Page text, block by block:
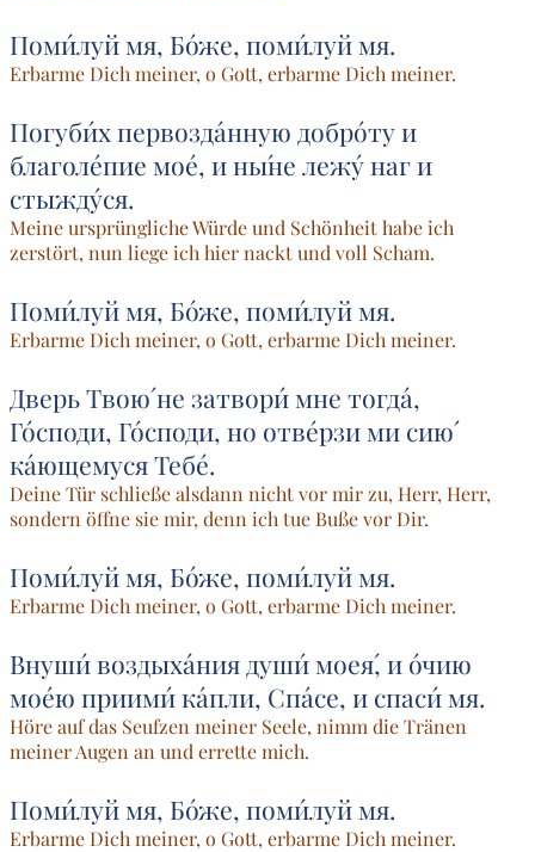
Поми́луй мя, Бо́же, поми́луй мя.
Erbarme Dich meiner, o Gott, erbarme Dich meiner.
Погуби́х первозда́нную добро́ту и
благоле́пие мое́, и ны́не лежу́ наг и
стыжду́ся.
Meine ursprüngliche Würde und Schönheit habe ich
zerstört, nun liege ich hier nackt und voll Scham.
Поми́луй мя, Бо́же, поми́луй мя.
Erbarme Dich meiner, o Gott, erbarme Dich meiner.
Дверь Твою́ не затвори́ мне тогда́,
Го́споди, Го́споди, но отве́рзи ми сию́
ка́ющемуся Тебе́.
Deine Tür schließe alsdann nicht vor mir zu, Herr, Herr,
sondern öffne sie mir, denn ich tue Buße vor Dir.
Поми́луй мя, Бо́же, поми́луй мя.
Erbarme Dich meiner, o Gott, erbarme Dich meiner.
Внуши́ воздыха́ния души́ моея́, и о́чию
мое́ю приими́ ка́пли, Спа́се, и спаси́ мя.
Höre auf das Seufzen meiner Seele, nimm die Tränen
meiner Augen an und errette mich.
Поми́луй мя, Бо́же, поми́луй мя.
Erbarme Dich meiner, o Gott, erbarme Dich meiner.